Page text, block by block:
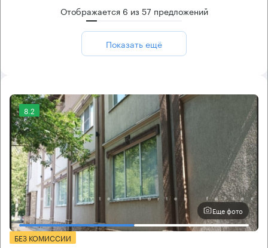
Отображается 6 из57 предложений
Показать ещё
8.2
Еще фото
БЕЗ КОМИССИИ